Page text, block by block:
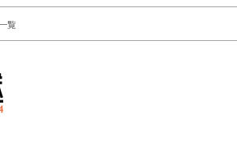
07月
06月
05月
覧